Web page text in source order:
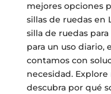
mejores opciones
sillas de ruedas en
silla de ruedas
para un uso diario,
contamos con
necesidad.
descubra por qué